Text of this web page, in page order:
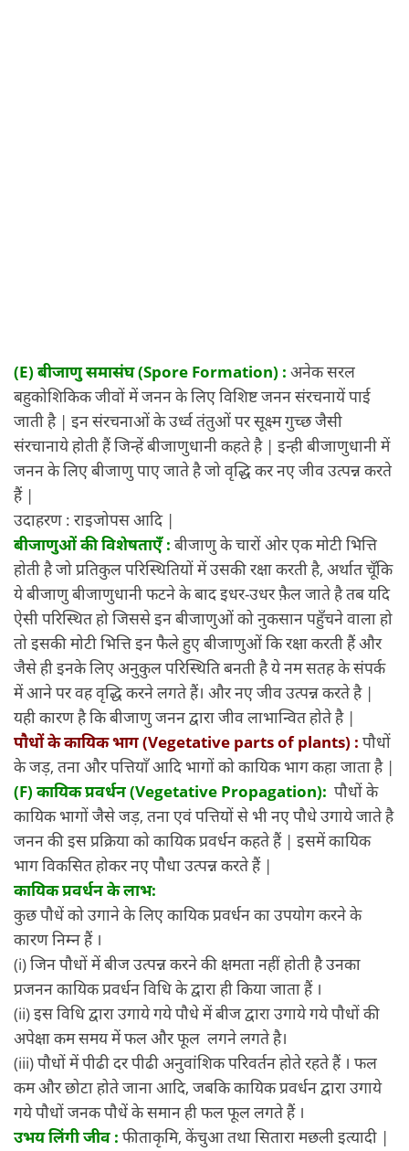
(E) बीजाणु समासंघ (Spore Formation) : अनेक सरल
बहुकोशिकिक जीवों में जनन के लिए विशिष्ट जनन संरचनायें पाई
जाती है | इन संरचनाओं के उर्ध्व तंतुओं पर सूक्ष्म गुच्छ जैसी
संरचानाये होती हैं जिन्हें बीजाणुधानी कहते है | इन्ही बीजाणुधानी में
जनन के लिए बीजाणु पाए जाते है जो वृद्धि कर नए जीव उत्पन्न करते
हैं |
उदाहरण : राइजोपस आदि |
बीजाणुओं की विशेषताएँ : बीजाणु के चारों ओर एक मोटी भित्ति
होती है जो प्रतिकुल परिस्थितियों में उसकी रक्षा करती है, अर्थात चूँकि
ये बीजाणु बीजाणुधानी फटने के बाद इधर-उधर फ़ैल जाते है तब यदि
ऐसी परिस्थित हो जिससे इन बीजाणुओं को नुकसान पहुँचने वाला हो
तो इसकी मोटी भित्ति इन फैले हुए बीजाणुओं कि रक्षा करती हैं और
जैसे ही इनके लिए अनुकुल परिस्थिति बनती है ये नम सतह के संपर्क
में आने पर वह वृद्धि करने लगते हैं। और नए जीव उत्पन्न करते है |
यही कारण है कि बीजाणु जनन द्वारा जीव लाभान्वित होते है |
पौधों के कायिक भाग (Vegetative parts of plants) : पौधों
के जड़, तना और पत्तियाँ आदि भागों को कायिक भाग कहा जाता है |
(F) कायिक प्रवर्धन (Vegetative Propagation): पौधों के
कायिक भागों जैसे जड़, तना एवं पत्तियों से भी नए पौधे उगाये जाते है
जनन की इस प्रक्रिया को कायिक प्रवर्धन कहते हैं | इसमें कायिक
भाग विकसित होकर नए पौधा उत्पन्न करते हैं |
कायिक प्रवर्धन के लाभ:
कुछ पौधें को उगाने के लिए कायिक प्रवर्धन का उपयोग करने के
कारण निम्न हैं ।
(i) जिन पौधों में बीज उत्पन्न करने की क्षमता नहीं होती है उनका
प्रजनन कायिक प्रवर्धन विधि के द्वारा ही किया जाता हैं ।
(ii) इस विधि द्वारा उगाये गये पौधे में बीज द्वारा उगाये गये पौधों की
अपेक्षा कम समय में फल और फूल लगने लगते है।
(iii) पौधों में पीढी दर पीढी अनुवांशिक परिवर्तन होते रहते हैं । फल
कम और छोटा होते जाना आदि, जबकि कायिक प्रवर्धन द्वारा उगाये
गये पौधों जनक पौधें के समान ही फल फूल लगते हैं ।
उभय लिंगी जीव : फीताकृमि, केंचुआ तथा सितारा मछली इत्यादी |